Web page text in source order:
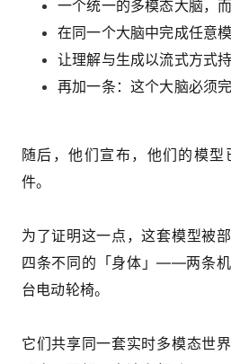
一个统一的多模态大脑，
在同一个大脑中完成任意
让理解与生成以流式方式持
再加一条：这个大脑必须
随后，他们宣布，他们的模
件。
为了证明这一点，这套模型被
四条不同的「身体」——两条
台电动轮椅。
它们共享同一套实时多模态世